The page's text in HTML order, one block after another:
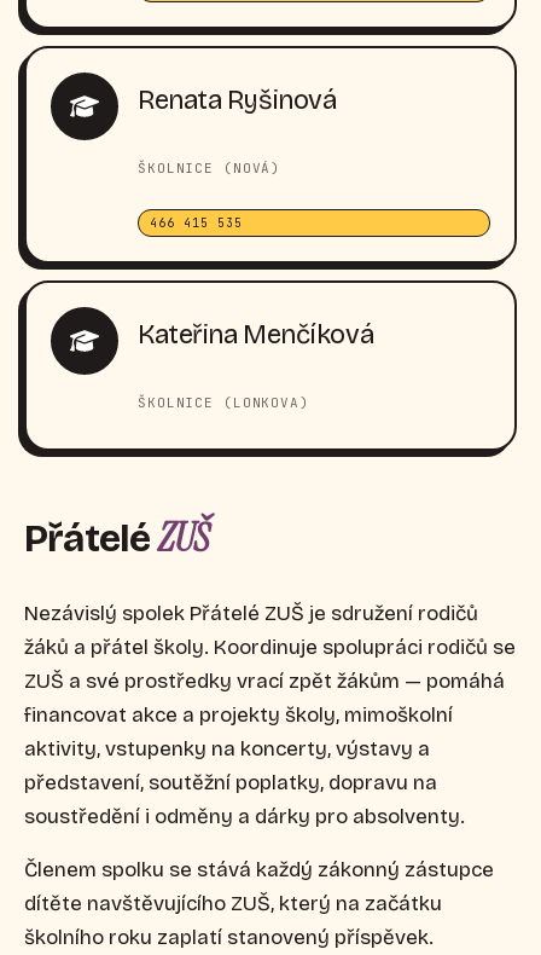
Renata Ryšinová
ŠKOLNICE (NOVÁ)
466 415 535
Kateřina Menčíková
ŠKOLNICE (LONKOVA)
PřáteléZUŠ
Nezávislý spolek Přátelé ZUŠ je sdružení rodičů
žáků a přátel školy. Koordinuje spolupráci rodičů se
ZUŠ a své prostředky vrací zpět žákům — pomáhá
financovat akce a projekty školy, mimoškolní
aktivity, vstupenky na koncerty, výstavy a
představení, soutěžní poplatky, dopravu na
soustředění i odměny a dárky pro absolventy.
Členem spolku se stává každý zákonný zástupce
dítěte navštěvujícího ZUŠ, který na začátku
školního roku zaplatí stanovený příspěvek.